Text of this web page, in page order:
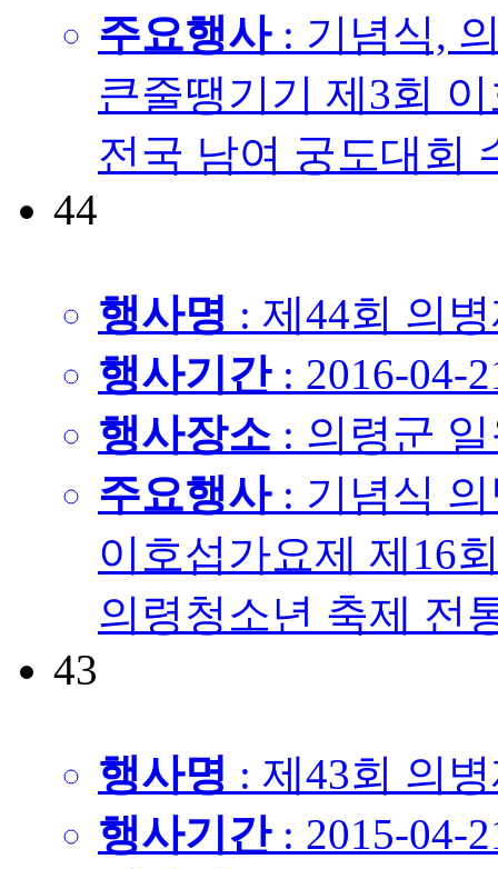
주요행사: 기념식,
큰줄땡기기 제3회
전국 남여 궁도대회
44
행사명 : 제44회 의
행사기간: 2016-04-
행사장소 : 의령군
주요행사: 기념식 의
이호섭가요제 제16
의령청소년 축제 전
43
행사명 : 제43회 의
행사기간: 2015-04-